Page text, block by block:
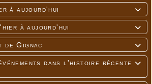

à aujourd'hui

à aujourd'hui

de Gignac

dans l'histoire récente